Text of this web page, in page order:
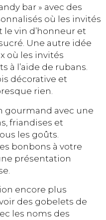
bar » avec des
où les invités
vin d’honneur et
Une autre idée
où les invités
à l’aide de rubans.
décorative et
rien.
gourmand avec une
friandises et
les goûts.
bonbons à votre
présentation
encore plus
des gobelets de
les noms des